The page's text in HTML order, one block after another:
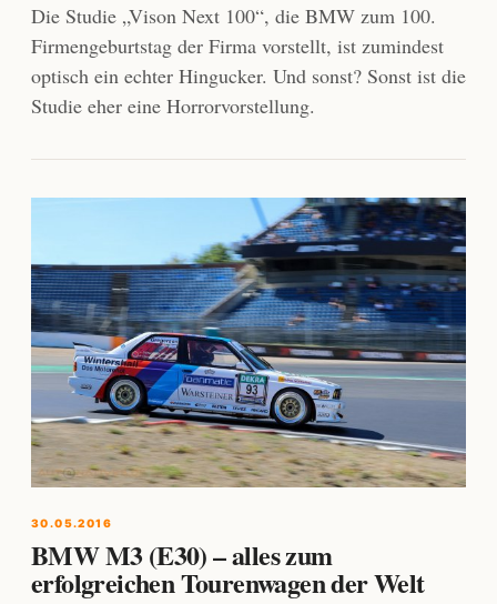
Die Studie „Vison Next 100“, die BMW zum 100.
Firmengeburtstag der Firma vorstellt, ist zumindest
optisch ein echter Hingucker. Und sonst? Sonst ist die
Studie eher eine Horrorvorstellung.
30.05.2016
BMW M3 (E30) – alles zum
erfolgreichen Tourenwagen der Welt